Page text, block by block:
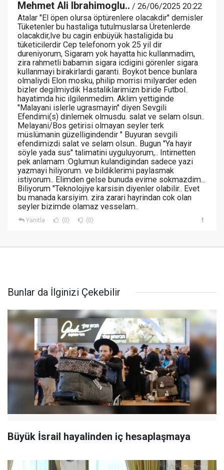
Mehmet Ali Ibrahimoglu.. / 26/06/2025 20:22
Atalar "El öpen olursa öptürenlere olacakdir" demisler
Tüketenler bu hastaliga tutulmuslarsa Üretenlerde
olacakdir,lve bu cagin enbüyük hastaligida bu
tüketicilerdir Cep telefonom yok 25 yil dir
dureniyorum, Sigaram yok hayatta hic kullanmadim,
zira rahmetli babamin sigara icdigini görenler sigara
kullanmayi birakirlardi garanti. Boykot bence bunlara
olmaliydi Elon mosku, philip morrisi milyarder eden
bizler degilmiydik Hastaliklarimizn biride Futbol..
hayatimda hic ilgilenmedim. Aklim yettiginde
"Malayani islerle ugrasmayin" diyen Sevgili
Efendimi(s) dinlemek olmusdu. salat ve selam olsun..
Melayani/Bos getirisi olmayan seyler terk
müslümanin güzelligindendir " Buyuran sevgili
efendimizdi salat ve selam olsun.. Bugun "Ya hayir
söyle yada sus" talimatini uyguluyorum,.. Intirnetten
pek anlamam :Oglumun kulandigindan sadece yazi
yazmayi hiliyorum. ve bildiklerimi paylasmak
istiyorum.. Elimden gelse bunuda evime sokmazdim...
Biliyorum "Teknolojiye karsisin diyenler olabilir.. Evet
bu manada karsiyim. zira zarari hayrindan cok olan
seyler bizimde olamaz vesselam..
Yanıtla (0) (0)
Bunlar da İlginizi Çekebilir
Büyük İsrail hayalinden iç hesaplaşmaya